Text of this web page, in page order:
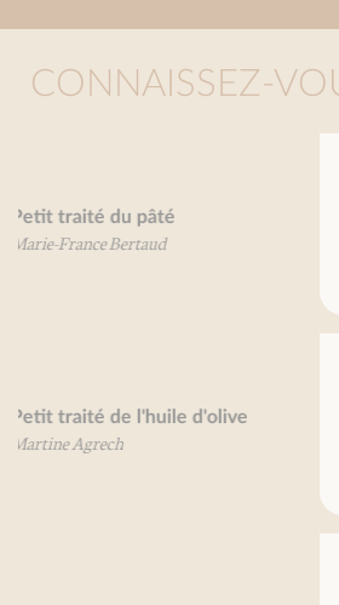
CONNAISSEZ-
Petit traité
Petit traité de